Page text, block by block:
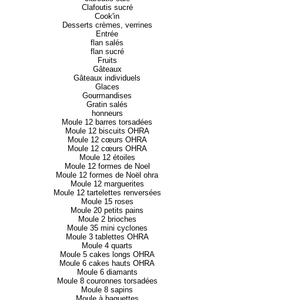
Clafoutis sucré
Cook'in
Desserts crèmes, verrines
Entrée
flan salés
flan sucré
Fruits
Gâteaux
Gâteaux individuels
Glaces
Gourmandises
Gratin salés
honneurs
Moule 12 barres torsadées
Moule 12 biscuits OHRA
Moule 12 cœurs OHRA
Moule 12 cœurs OHRA
Moule 12 étoiles
Moule 12 formes de Noel
Moule 12 formes de Noël ohra
Moule 12 marguerites
Moule 12 tartelettes renversées
Moule 15 roses
Moule 20 petits pains
Moule 2 brioches
Moule 35 mini cyclones
Moule 3 tablettes OHRA
Moule 4 quarts
Moule 5 cakes longs OHRA
Moule 6 cakes hauts OHRA
Moule 6 diamants
Moule 8 couronnes torsadées
Moule 8 sapins